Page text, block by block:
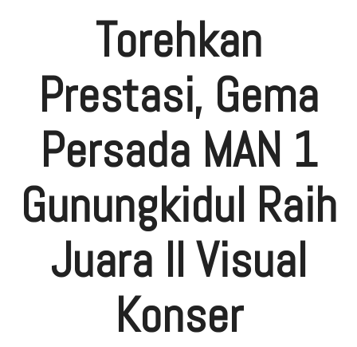
Torehkan
Prestasi, Gema
Persada MAN 1
Gunungkidul Raih
Juara II Visual
Konser